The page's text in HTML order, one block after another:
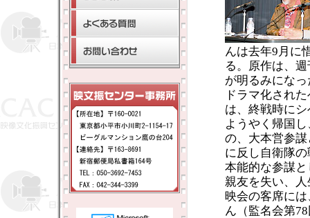
んは去年9月に
る。原作は、
が明るみにな
ドラマ化され
は、終戦時に
ようやく帰国
の、大本営参
に反し自衛隊
本能的な参謀
親友を失い、
映会の客席に
ん（監名会第